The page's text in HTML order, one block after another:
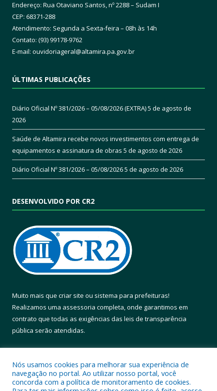
Endereço: Rua Otaviano Santos, nº 2288 – Sudam I
CEP: 68371-288
Atendimento: Segunda a Sexta-feira – 08h às 14h
Contato: (93) 99178-9762
E-mail: ouvidoriageral@altamira.pa.gov.br
ÚLTIMAS PUBLICAÇÕES
Diário Oficial Nº 381/2026 – 05/08/2026 (EXTRA)5 de agosto de
2026
Saúde de Altamira recebe novos investimentos com entrega de
equipamentos e assinatura de obras 5 de agosto de 2026
Diário Oficial Nº 381/2026 – 05/08/20265 de agosto de 2026
DESENVOLVIDO POR CR2
Muito mais que criar site ou sistema para prefeituras!
Realizamos uma assessoria completa, onde garantimos em
contrato que todas as exigências das leis de transparência
pública serão atendidas.
Nós usamos cookies para melhorar sua experiência de
navegação no portal. Ao utilizar nosso portal, você
concorda com a política de monitoramento de cookies.